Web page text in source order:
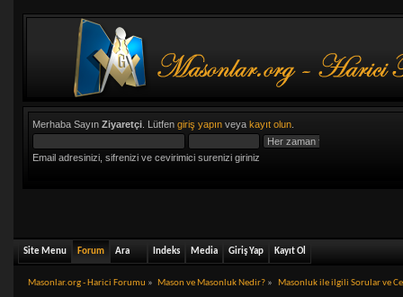
Merhaba Sayın Ziyaretçi. Lütfen giriş yapınveya kayıt olun.
Email adresinizi, sifrenizi ve cevirimici surenizi giriniz
Site Menu Forum Ara Indeks Media Giriş Yap Kayıt Ol
Masonlar.org - Harici Forumu » Mason ve Masonluk Nedir? » Masonluk ile ilgili Sorular ve